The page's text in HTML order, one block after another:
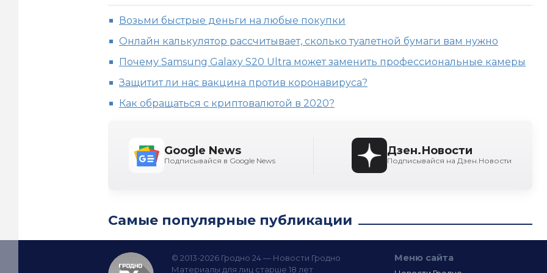
Возьми быстрые деньги на любые покупки
Онлайн калькулятор рассчитывает, сколько туалетной бумаги вам нужно
Почему Samsung Galaxy S20 Ultra может заменить профессиональные камеры
Защитит ли нас вакцина против коронавируса?
Как обращаться с криптовалютой в 2020?
Google News
Подписывайся в Google News
Дзен.Новости
Подписывайся на Дзен.Новости
Самые популярные публикации
© 2013-2026 Гродно 24 — Новости Гродно
Материалы для лиц старше 18 лет
Меню сайта